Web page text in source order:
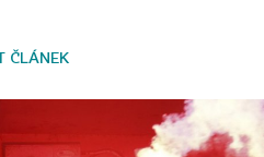
ČLÁNEK